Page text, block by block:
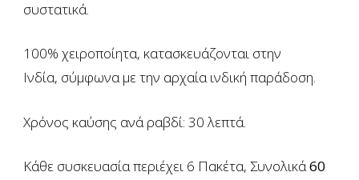
συστατικά.
100% χειροποίητα, κατασκευάζονται στην
Ινδία, σύμφωνα με την αρχαία ινδική παράδοση.
Χρόνος καύσης ανά ραβδί: 30 λεπτά.
Κάθε συσκευασία περιέχει 6 Πακέτα, Συνολικά60